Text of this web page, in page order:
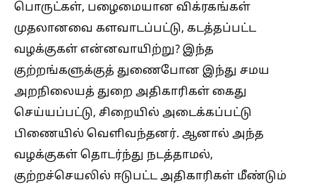
பொருட்கள், பழைமையான விக்ரகங்கள்
முதலானவை களவாடப்பட்டு, கடத்தப்பட்ட
வழக்குகள் என்னவாயிற்று? இந்த
குற்றங்களுக்குத் துணைபோன இந்து சமய
அறநிலையத் துறை அதிகாரிகள் கைது
செய்யப்பட்டு, சிறையில் அடைக்கப்பட்டு
பிணையில் வெளிவந்தனர். ஆனால் அந்த
வழக்குகள் தொடர்ந்து நடத்தாமல்,
குற்றச்செயலில் ஈடுபட்ட அதிகாரிகள் மீண்டும்